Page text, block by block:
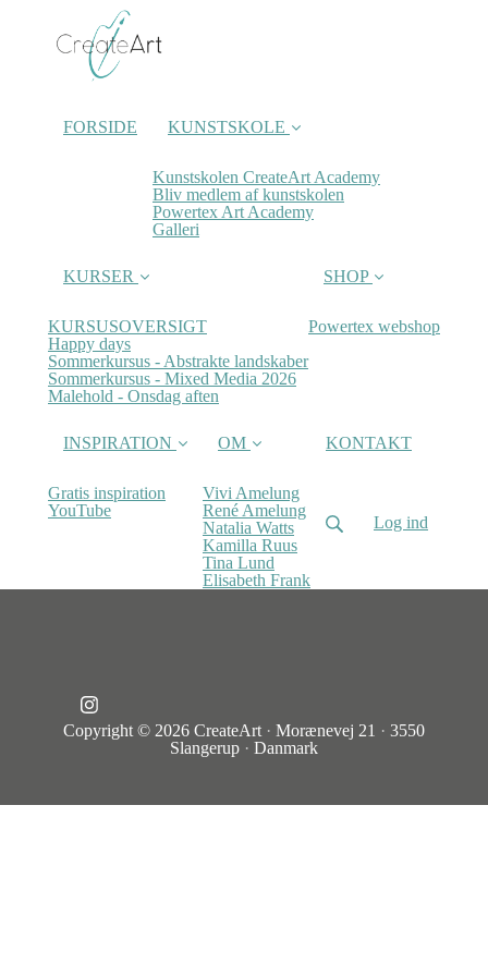
FORSIDE KUNSTSKOLE
Kunstskolen CreateArt Academy
Bliv medlem af kunstskolen
Powertex Art Academy
Galleri
KURSER
KURSUSOVERSIGT
Happy days
Sommerkursus - Abstrakte landskaber
Sommerkursus - Mixed Media 2026
Malehold - Onsdag aften
SHOP
Powertex webshop
INSPIRATION
Gratis inspiration
YouTube
OM
Vivi Amelung
René Amelung
Natalia Watts
Kamilla Ruus
Tina Lund
Elisabeth Frank
KONTAKT
Log ind
Copyright © 2026 CreateArt · Morænevej 21 · 3550
Slangerup · Danmark